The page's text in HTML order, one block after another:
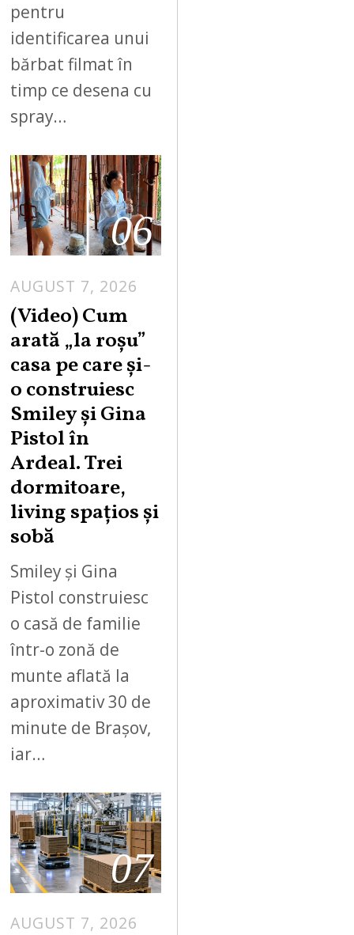
pentru
identificarea unui
bărbat filmat în
timp ce desena cu
spray…
06
AUGUST 7, 2026
(Video) Cum
arată „la roşu”
casa pe care şi-
o construiesc
Smiley şi Gina
Pistol în
Ardeal. Trei
dormitoare,
living spațios și
sobă
Smiley și Gina
Pistol construiesc
o casă de familie
într-o zonă de
munte aflată la
aproximativ 30 de
minute de Brașov,
iar…
07
AUGUST 7, 2026